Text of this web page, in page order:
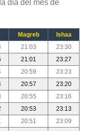
día del mes de
Magreb
Ishaa
21:03
23:30
21:01
23:27
20:59
23:23
20:57
23:20
20:55
23:16
20:53
23:13
20:51
23:09